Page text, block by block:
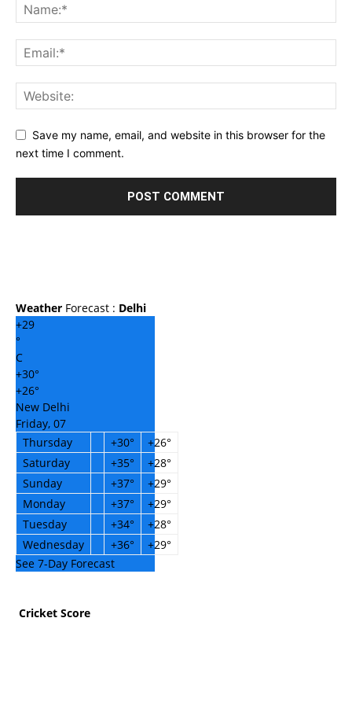
Save my name, email, and website in this browser for the
next time I comment.
Weather Forecast : Delhi
+29
°
C
+30°
+26°
New Delhi
Friday, 07
Thursday
+30° +26°
Saturday
+35° +28°
Sunday
+37° +29°
Monday
+37° +29°
Tuesday
+34° +28°
Wednesday
+36° +29°
See 7-Day Forecast
Cricket Score